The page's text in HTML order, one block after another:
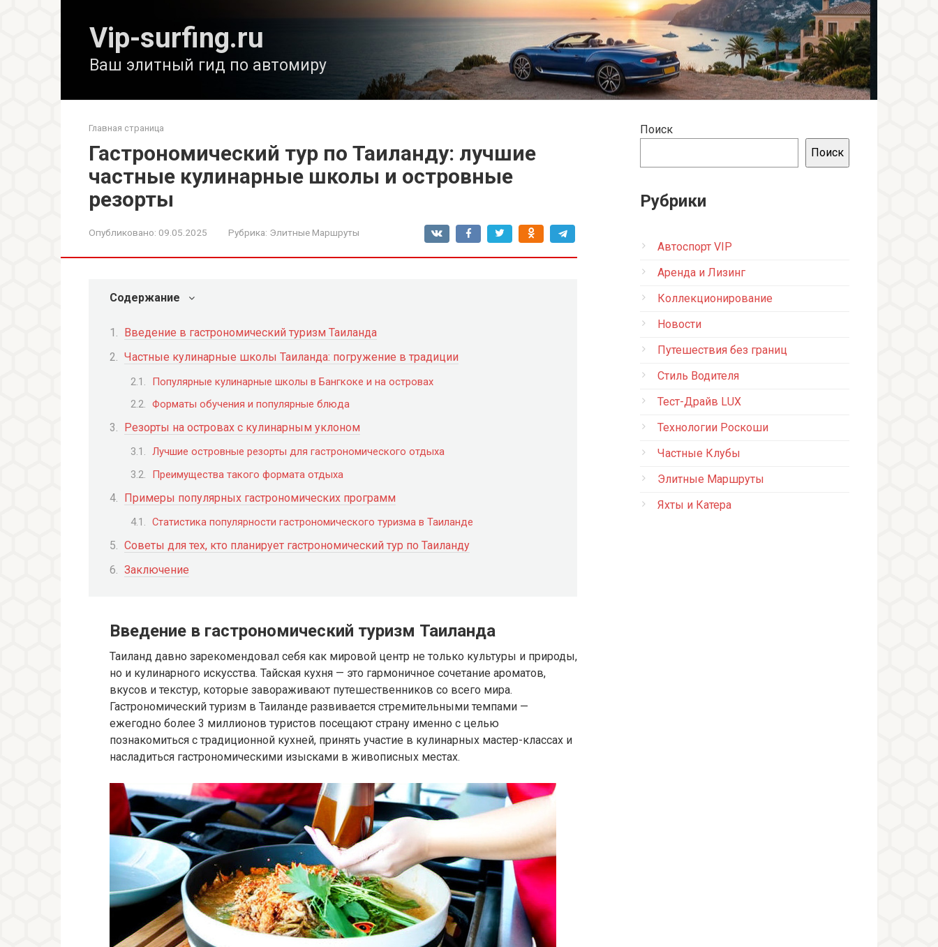
Vip-surfing.ru
Ваш элитный гид по автомиру
Главная страница
Гастрономический тур по Таиланду: лучшие
частные кулинарные школы и островные
резорты
Опубликовано: 09.05.2025 Рубрика: Элитные Маршруты
Содержание
Введение в гастрономический туризм Таиланда
Частные кулинарные школы Таиланда: погружение в традиции
Популярные кулинарные школы в Бангкоке и на островах
Форматы обучения и популярные блюда
Резорты на островах с кулинарным уклоном
Лучшие островные резорты для гастрономического отдыха
Преимущества такого формата отдыха
Примеры популярных гастрономических программ
Статистика популярности гастрономического туризма в Таиланде
Советы для тех, кто планирует гастрономический тур по Таиланду
Заключение
Введение в гастрономический туризм Таиланда
Таиланд давно зарекомендовал себя как мировой центр не только культуры и природы,
но и кулинарного искусства. Тайская кухня — это гармоничное сочетание ароматов,
вкусов и текстур, которые завораживают путешественников со всего мира.
Гастрономический туризм в Таиланде развивается стремительными темпами —
ежегодно более 3 миллионов туристов посещают страну именно с целью
познакомиться с традиционной кухней, принять участие в кулинарных мастер-классах и
насладиться гастрономическими изысками в живописных местах.
Поиск
Поиск
Рубрики
Автоспорт VIP
Аренда и Лизинг
Коллекционирование
Новости
Путешествия без границ
Стиль Водителя
Тест-Драйв LUX
Технологии Роскоши
Частные Клубы
Элитные Маршруты
Яхты и Катера